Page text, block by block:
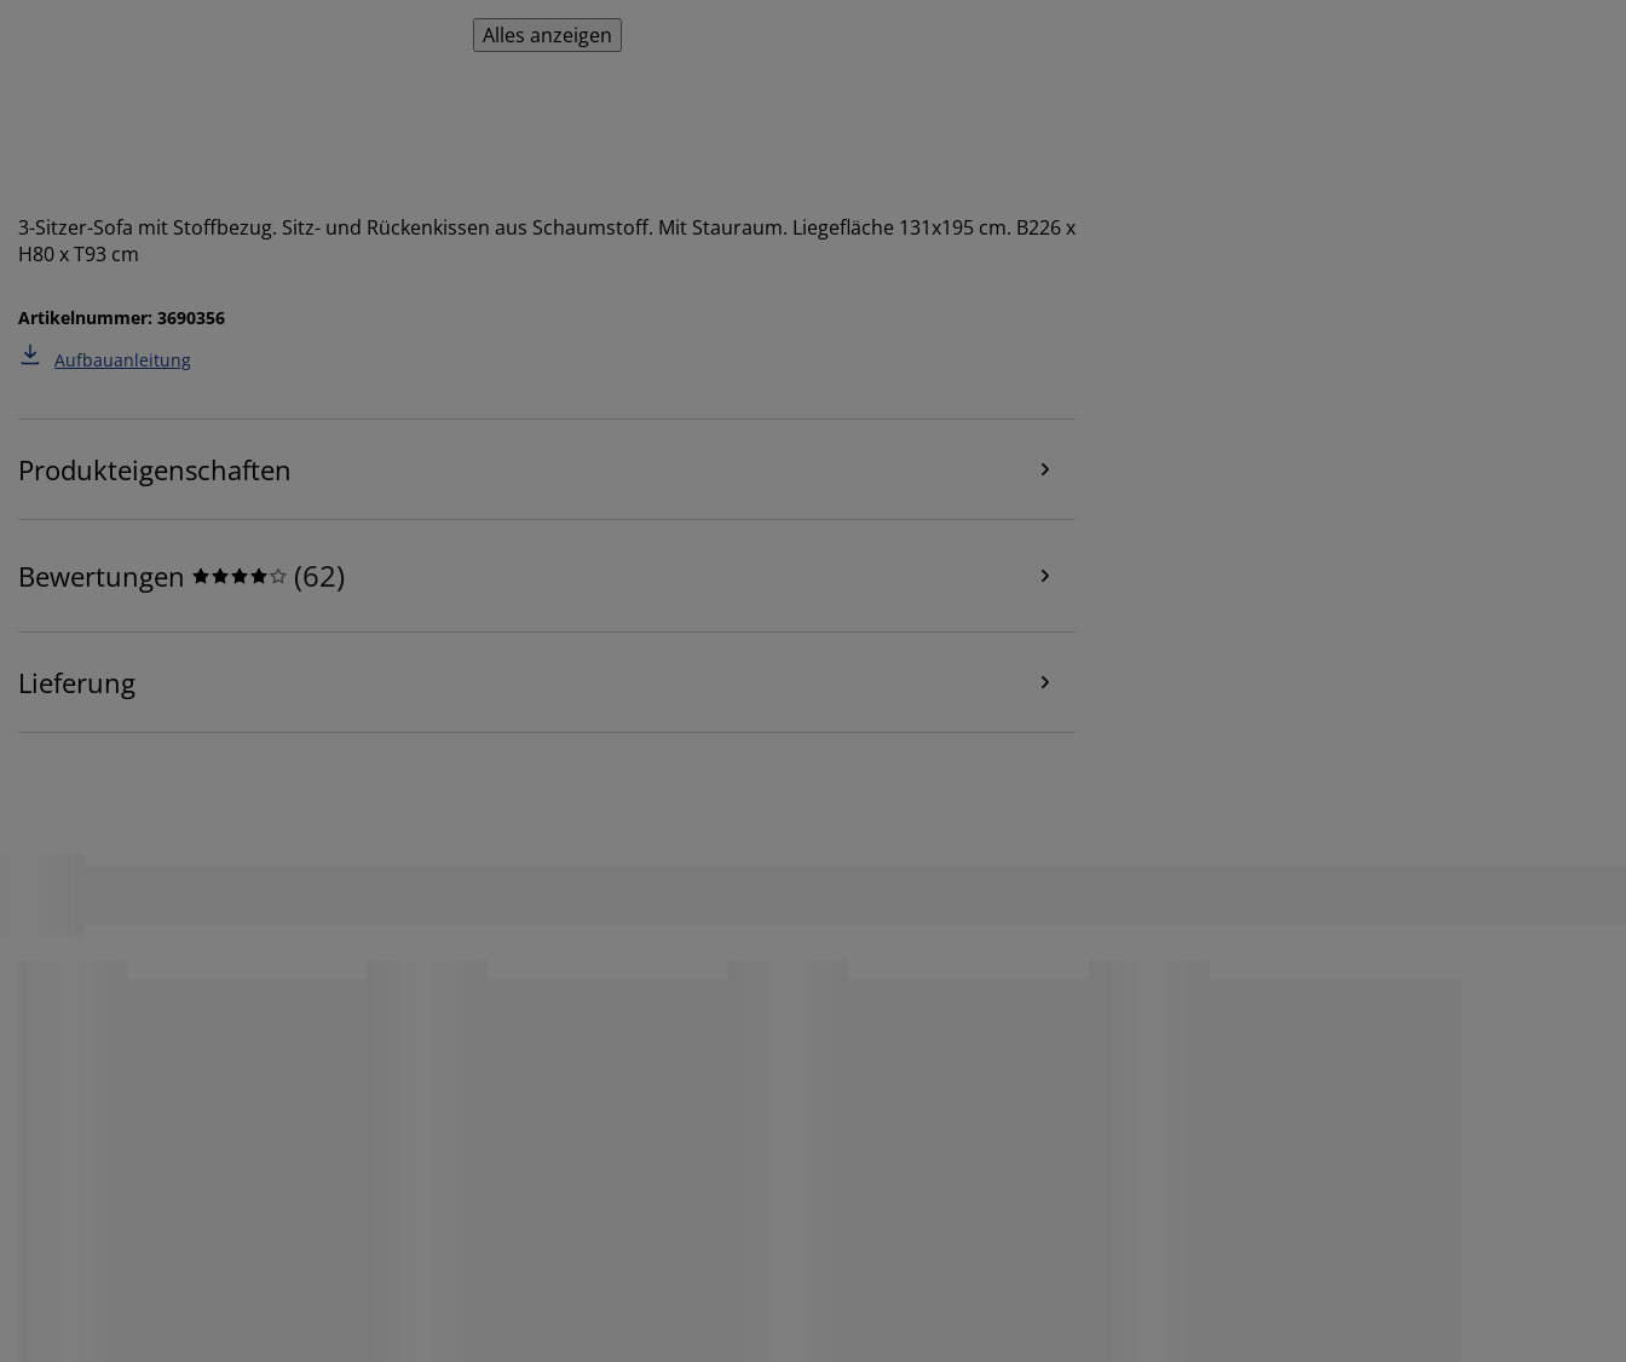
Alles anzeigen
3-Sitzer-Sofa mit Stoffbezug. Sitz- und Rückenkissen aus Schaumstoff. Mit Stauraum. Liegefläche 131x195 cm. B226 x
H80 x T93 cm
Artikelnummer: 3690356
Aufbauanleitung
Produkteigenschaften
Bewertungen (62)
Lieferung